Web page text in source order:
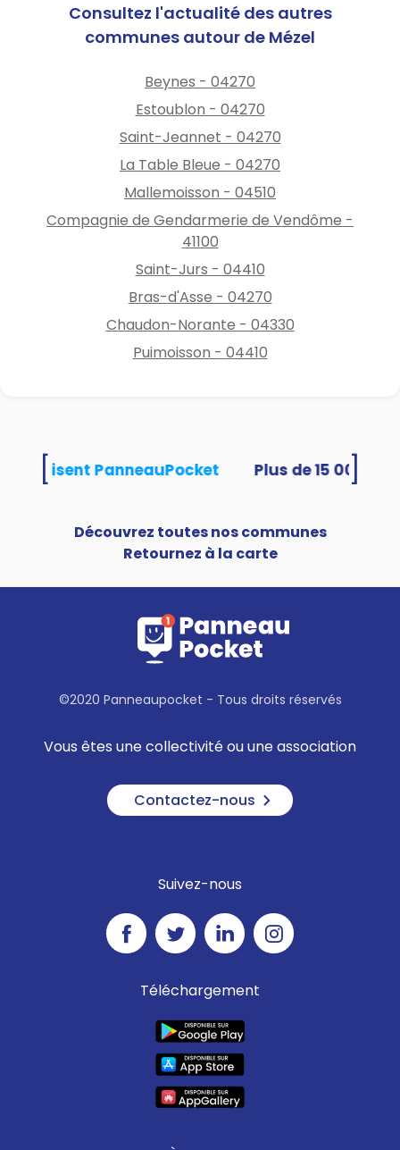
Consultez l'actualité des autres
communes autour de Mézel
Beynes - 04270
Estoublon - 04270
Saint-Jeannet - 04270
La Table Bleue - 04270
Mallemoisson - 04510
Compagnie de Gendarmerie de Vendôme -
41100
Saint-Jurs - 04410
Bras-d'Asse - 04270
Chaudon-Norante - 04330
Puimoisson - 04410
utilisent PanneauPocket
Découvrez toutes nos communes
Retournez à la carte
©2020 Panneaupocket - Tous droits réservés
Vous êtes une collectivité ou une association
Contactez-nous
Suivez-nous
Téléchargement